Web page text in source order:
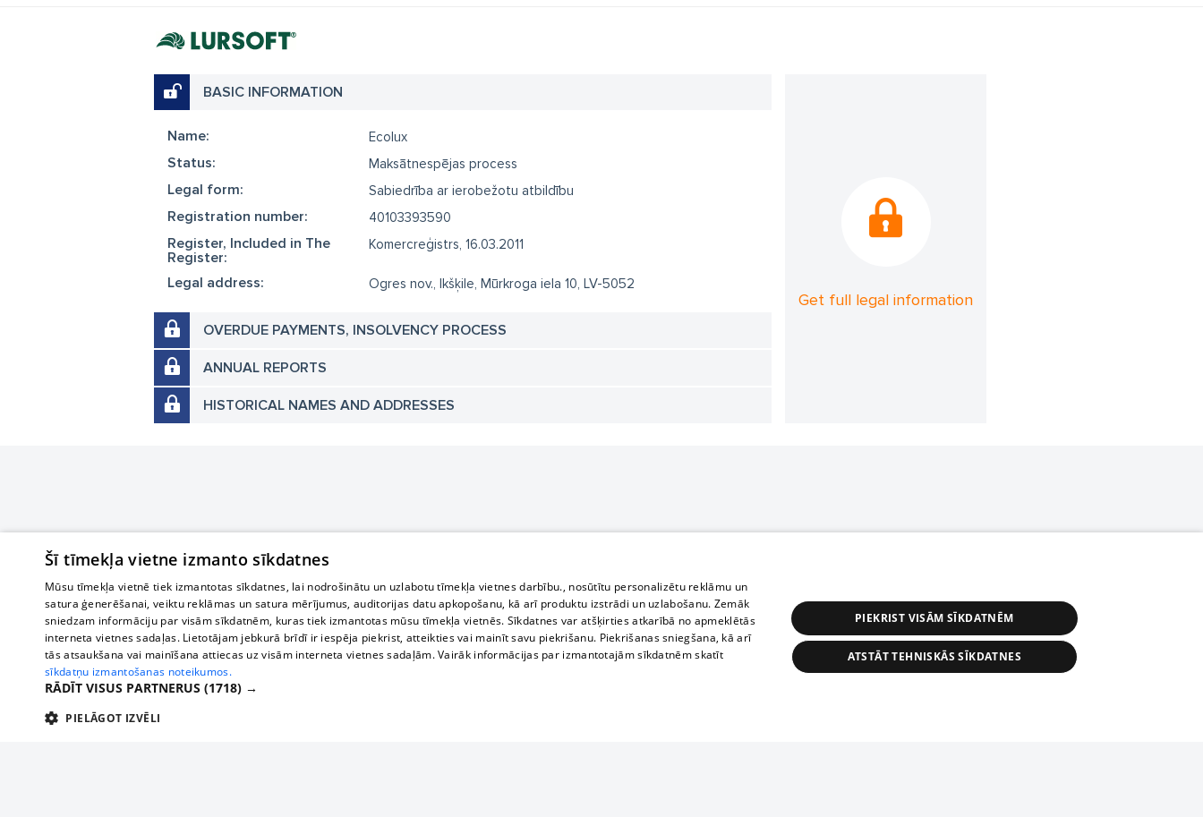
BASIC INFORMATION
Name: Ecolux
Status: Maksātnespējas process
Legal form: Sabiedrība ar ierobežotu atbildību
Registration number: 40103393590
Register, Included in The
Register:
Komercreģistrs, 16.03.2011
Legal address: Ogres nov., Ikšķile, Mūrkroga iela 10, LV-5052
OVERDUE PAYMENTS, INSOLVENCY PROCESS
ANNUAL REPORTS
HISTORICAL NAMES AND ADDRESSES
Get full legal information
Šī tīmekļa vietne izmanto sīkdatnes
Mūsu tīmekļa vietnē tiek izmantotas sīkdatnes, lai nodrošinātu un uzlabotu tīmekļa vietnes darbību., nosūtītu personalizētu reklāmu un
satura ģenerēšanai, veiktu reklāmas un satura mērījumus, auditorijas datu apkopošanu, kā arī produktu izstrādi un uzlabošanu. Zemāk
sniedzam informāciju par visām sīkdatnēm, kuras tiek izmantotas mūsu tīmekļa vietnēs. Sīkdatnes var atšķirties atkarībā no apmeklētās
interneta vietnes sadaļas. Lietotājam jebkurā brīdī ir iespēja piekrist, atteikties vai mainīt savu piekrišanu. Piekrišanas sniegšana, kā arī
tās atsaukšana vai mainīšana attiecas uz visām interneta vietnes sadaļām. Vairāk informācijas par izmantotajām sīkdatnēm skatīt
sīkdatņu izmantošanas noteikumos.
RĀDĪT VISUS PARTNERUS (1718) →
PIELĀGOT IZVĒLI
PIEKRIST VISĀM SĪKDATNĒM
ATSTĀT TEHNISKĀS SĪKDATNES